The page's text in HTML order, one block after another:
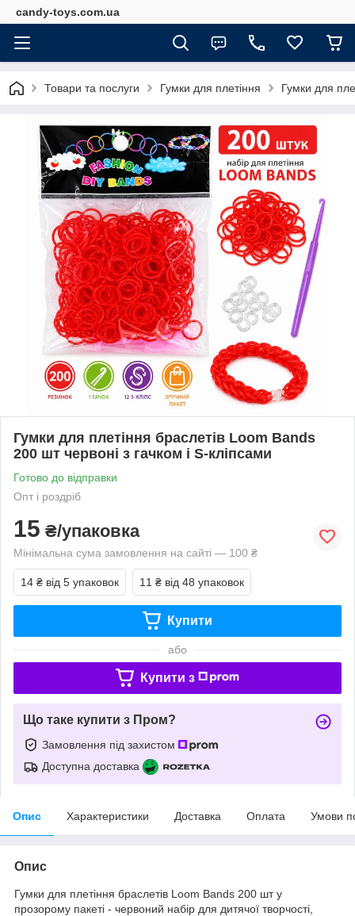
candy-toys.com.ua
Товари та послуги Гумки для плетіння Гумки для
Гумки для плетіння браслетів Loom Bands
200 шт червоні з гачком і S-кліпсами
Готово до відправки
Опт і роздріб
15 ₴/упаковка
Мінімальна сума замовлення на сайті — 100 ₴
14 ₴ від 5 упаковок 11 ₴ від 48 упаковок
Купити
або
Купити з
Що таке купити з Пром?
Замовлення під захистом
Доступна доставка
Опис Характеристики Доставка Оплата Умови
Опис
Гумки для плетіння браслетів Loom Bands 200 шт у
прозорому пакеті - червоний набір для дитячої творчості,